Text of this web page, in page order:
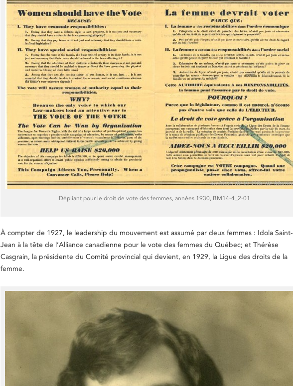
Dépliant pour le droit de vote des femmes, années 1930, BM14-4_2-01
À compter de 1927, le leadership du mouvement est assumé par deux femmes : Idola Saint-
Jean à la tête de l’Alliance canadienne pour le vote des femmes du Québec; et Thérèse
Casgrain, la présidente du Comité provincial qui devient, en 1929, la Ligue des droits de la
femme.